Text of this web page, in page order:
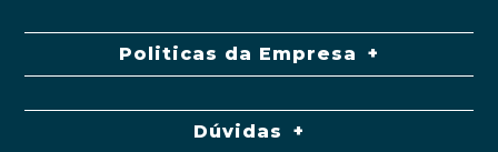
Politicas da Empresa
Dúvidas